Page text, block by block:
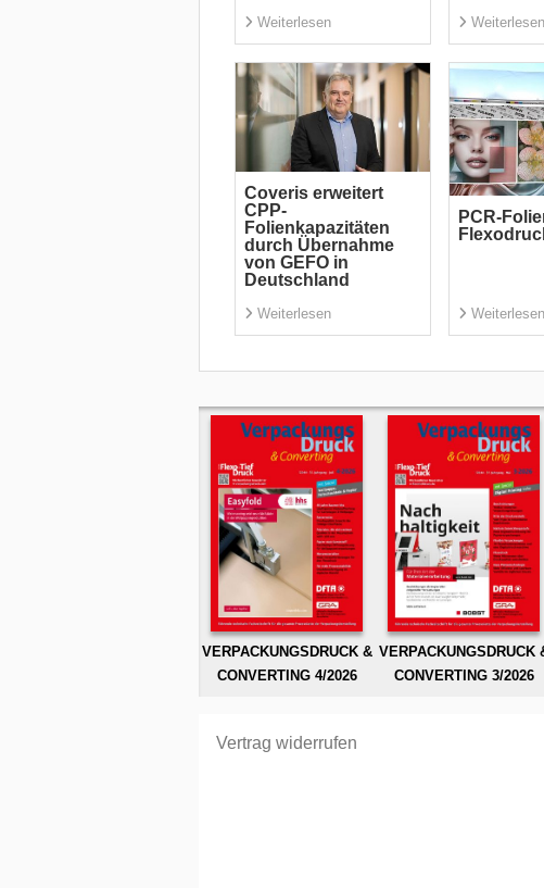
Weiterlesen Weiterlesen
Coveris erweitert
CPP-
Folienkapazitäten
durch Übernahme
von GEFO in
Deutschland
Weiterlesen
PCR-
Weiterlesen
VERPACKUNGSDRUCK &
CONVERTING 4/2026
VERPACKUNGSDRUCK
CONVERTING 3/2026
Vertrag widerrufen